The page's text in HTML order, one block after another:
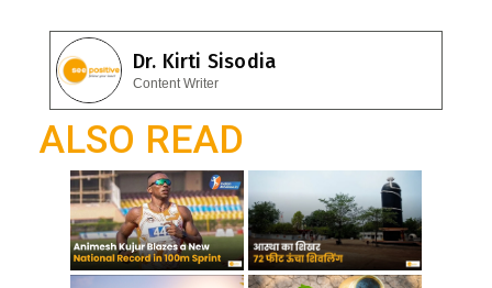
b
o
o
k
s
A
p
e
gr
a
m
Dr. Kirti Sisodia
Content Writer
ALSO READ